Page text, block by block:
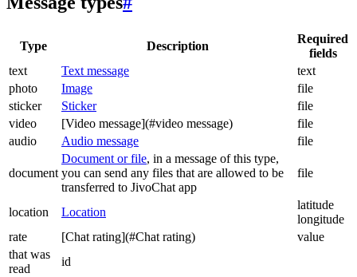
Type Description
Required
fields
text
Text message
text
photo
Image
file
sticker
Sticker
file
video
[Video message](#video message)
file
audio
Audio message file
document
Document or file, in a message of this type,
you can send any files that are allowed to be
transferred to JivoChat app
file
location Location
latitude
longitude
rate
[Chat rating](#Chat rating)
value
that was
read
id